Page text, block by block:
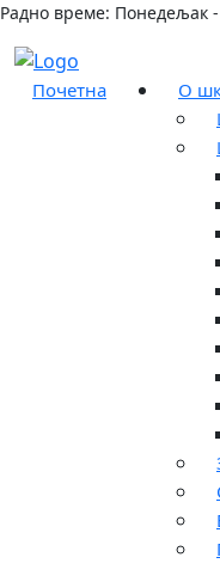
Радно време: Понедељак
Почетна
О